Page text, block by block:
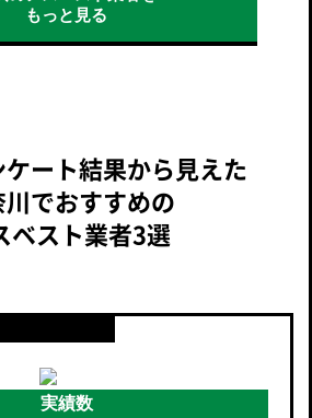
もっと見る
ート結果から見えた
でおすすめの
ベスト業者3選